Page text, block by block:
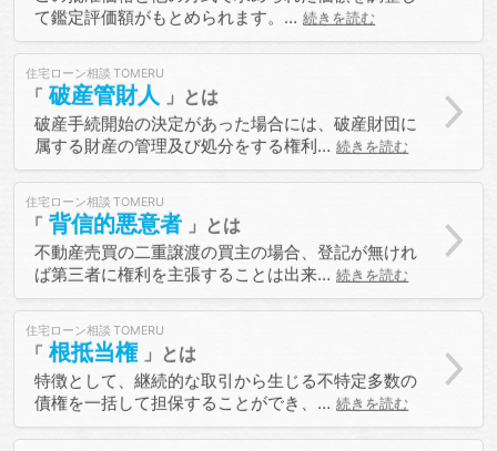
て鑑定評価額がもとめられます。… 続きを読む
住宅ローン相談
破産管財人
破産手続開始の決定があった場合には、破産財団に
属する財産の管理及び処分をする権利… 続きを読む
住宅ローン相談
背信的悪意者
不動産売買の二重譲渡の買主の場合、登記が無けれ
ば第三者に権利を主張することは出来… 続きを読む
住宅ローン相談
根抵当権
特徴として、継続的な取引から生じる不特定多数の
債権を一括して担保することができ、… 続きを読む